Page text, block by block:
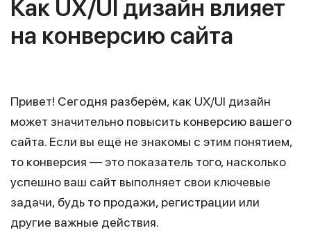
Как UX/UI дизайн влияет
на конверсию сайта
Привет! Сегодня разберём, как UX/UI дизайн
может значительно повысить конверсию вашего
сайта. Если вы ещё не знакомы с этим понятием,
то конверсия — это показатель того, насколько
успешно ваш сайт выполняет свои ключевые
задачи, будь то продажи, регистрации или
другие важные действия.